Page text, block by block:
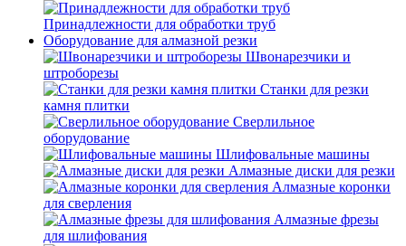
Принадлежности для обработки труб
Оборудование для алмазной резки
Швонарезчики и
штроборезы
Станки для резки
камня плитки
Сверлильное
оборудование
Шлифовальные машины
Алмазные диски для резки
Алмазные коронки
для сверления
Алмазные фрезы
для шлифования